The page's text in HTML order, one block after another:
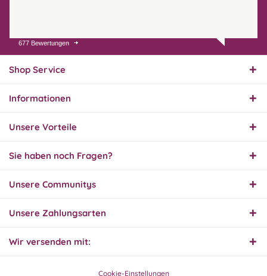
01.08.26
Innerhalb 2 Tagen Ware
Super schnelle Lieferung,
Produkt und Preis
30.07.26
677 Bewertungen
Shop Service
Informationen
Unsere Vorteile
Sie haben noch Fragen?
Unsere Communitys
Unsere Zahlungsarten
Wir versenden mit:
Cookie-Einstellungen